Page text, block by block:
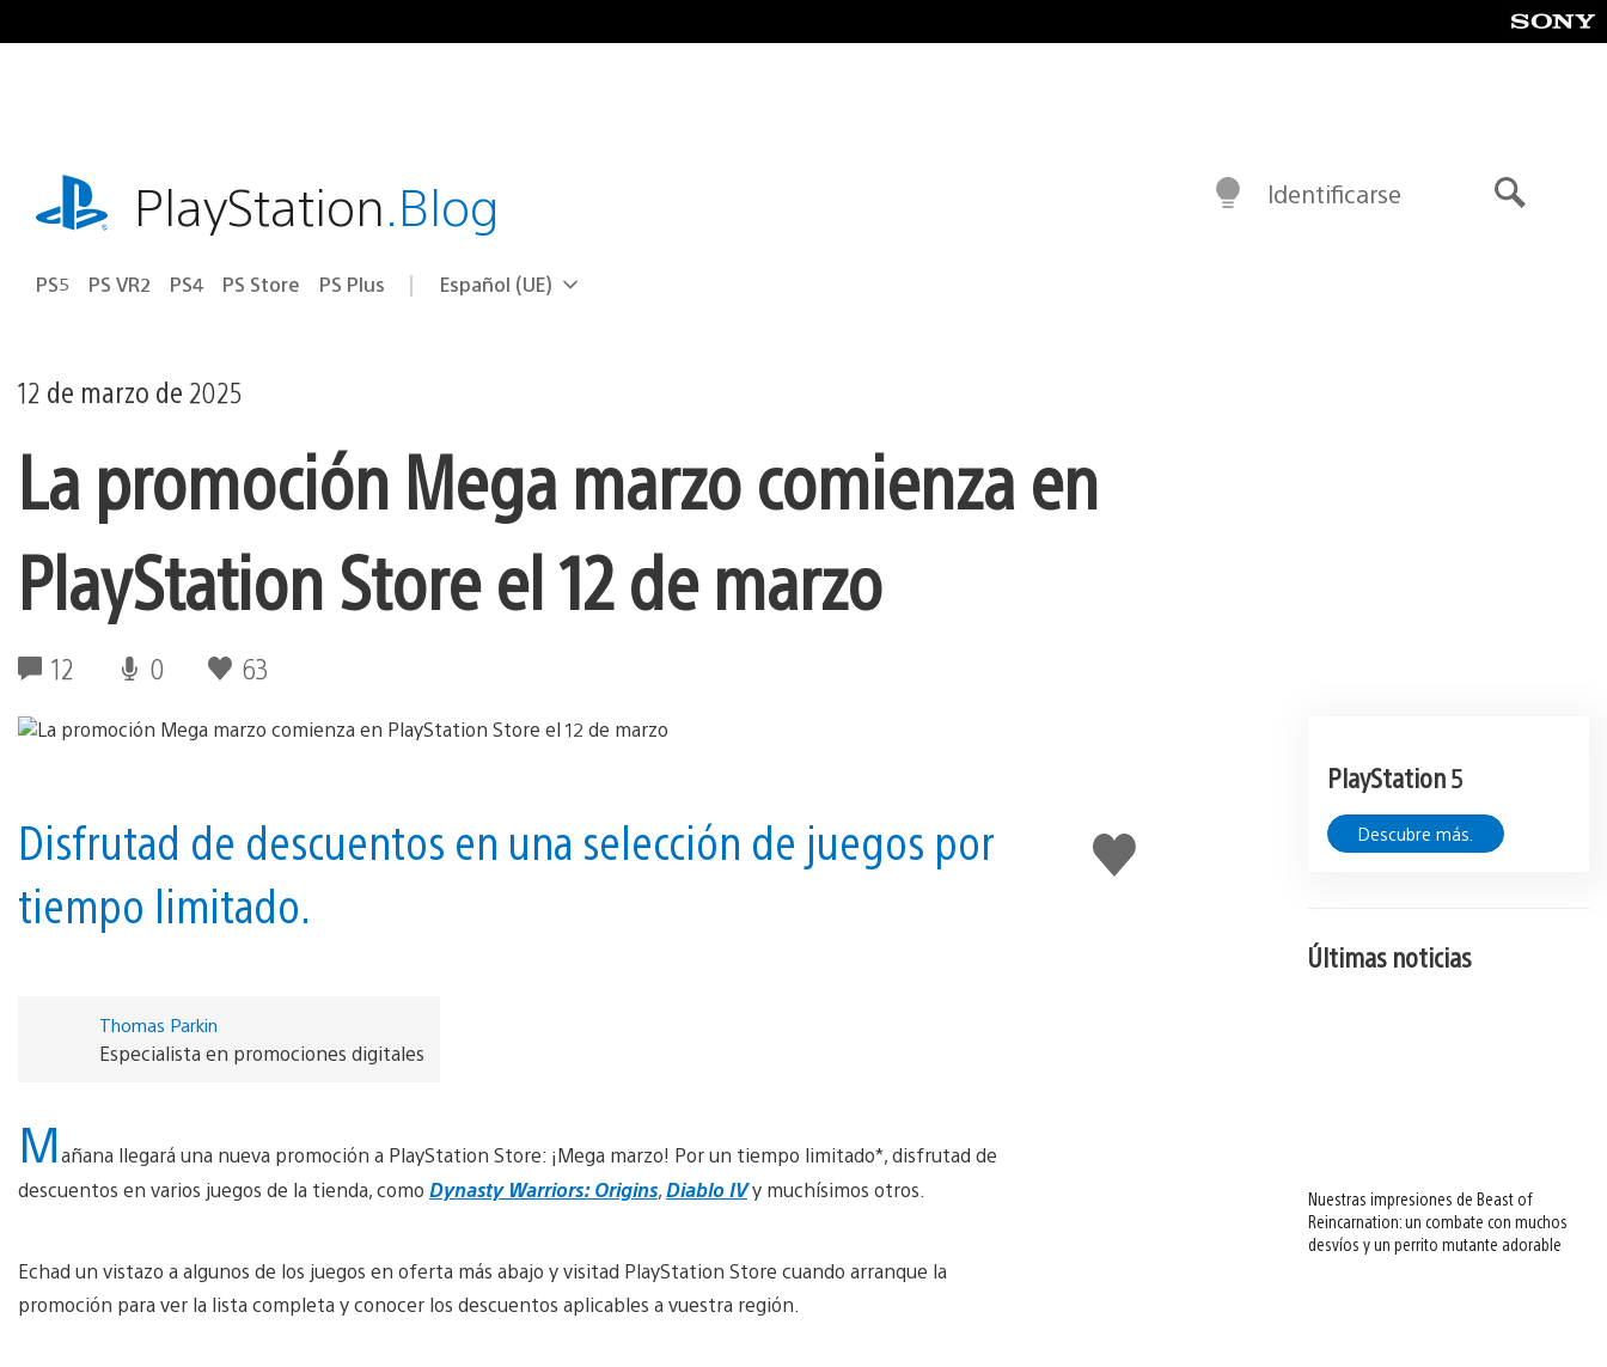
al
playstation.comPlayStation.Blog
PS5 PS VR2 PS4 PS Store PS Plus Selecciona
Región
Español (UE)
Identificarse
12 de marzo de 2025
La promoción Mega marzo comienza en
PlayStation Store el 12 de marzo
12 0 63
Me
gusta
esto
Disfrutad de descuentos en una selección de juegos por
tiempo limitado.
Thomas Parkin
Especialista en promociones digitales
Mañana llegará una nueva promoción a PlayStation Store: ¡Mega marzo! Por un tiempo limitado*, disfrutad de
descuentos en varios juegos de la tienda, como Dynasty Warriors: Origins,Diablo IVy muchísimos otros.
Echad un vistazo a algunos de los juegos en oferta más abajo y visitad PlayStation Store cuando arranque la
promoción para ver la lista completa y conocer los descuentos aplicables a vuestra región.
PlayStation 5
Descubre más.
Últimas noticias
Nuestras impresiones de Beast of
Reincarnation: un combate con muchos
desvíos y un perrito mutante adorable